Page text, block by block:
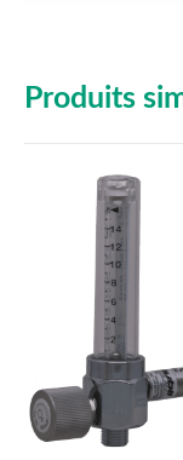
Produits